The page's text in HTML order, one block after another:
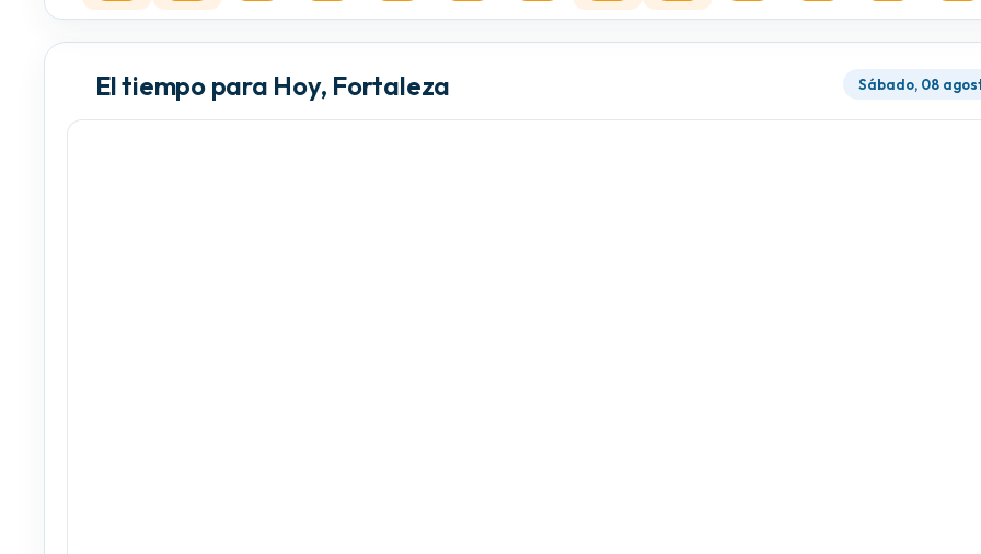
El tiempo para Hoy, Fortaleza Sábado, 08